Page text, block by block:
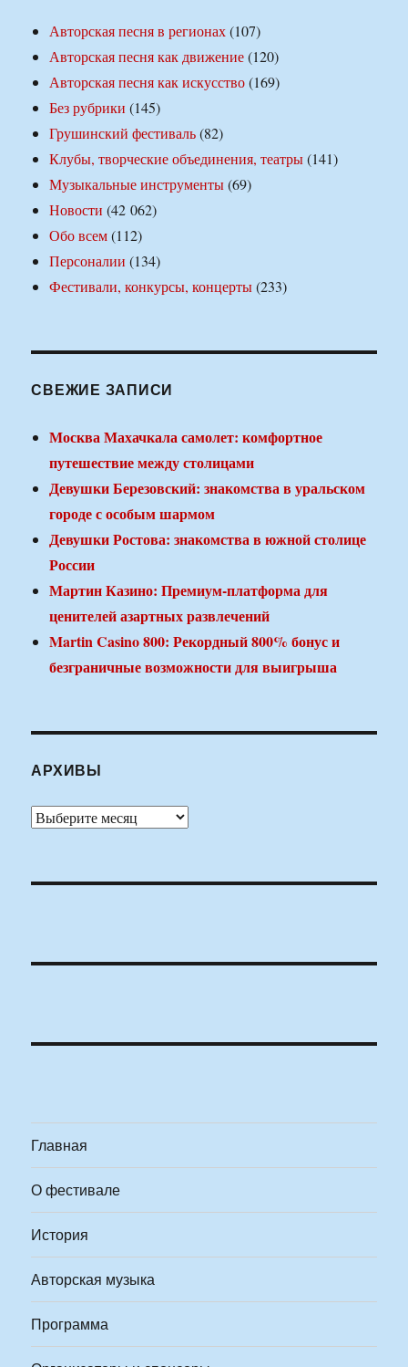
Авторская песня в регионах(107)
Авторская песня как движение(120)
Авторская песня как искусство(169)
Без рубрики (145)
Грушинский фестиваль(82)
Клубы, творческие объединения, театры(141)
Музыкальные инструменты(69)
Новости (42 062)
Обо всем(112)
Персоналии (134)
Фестивали, конкурсы, концерты(233)
СВЕЖИЕ ЗАПИСИ
Москва Махачкала самолет: комфортное
путешествие между столицами
Девушки Березовский: знакомства в уральском
городе с особым шармом
Девушки Ростова: знакомства в южной столице
России
Мартин Казино: Премиум-платформа для
ценителей азартных развлечений
Martin Casino 800: Рекордный 800% бонус и
безграничные возможности для выигрыша
АРХИВЫ
Архивы
Главная
О фестивале
История
Авторская музыка
Программа